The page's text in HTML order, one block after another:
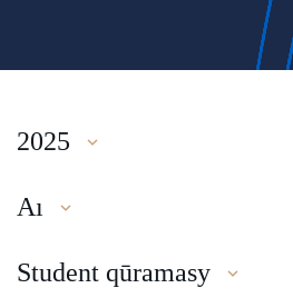
2025
Aı
Student qūramasy